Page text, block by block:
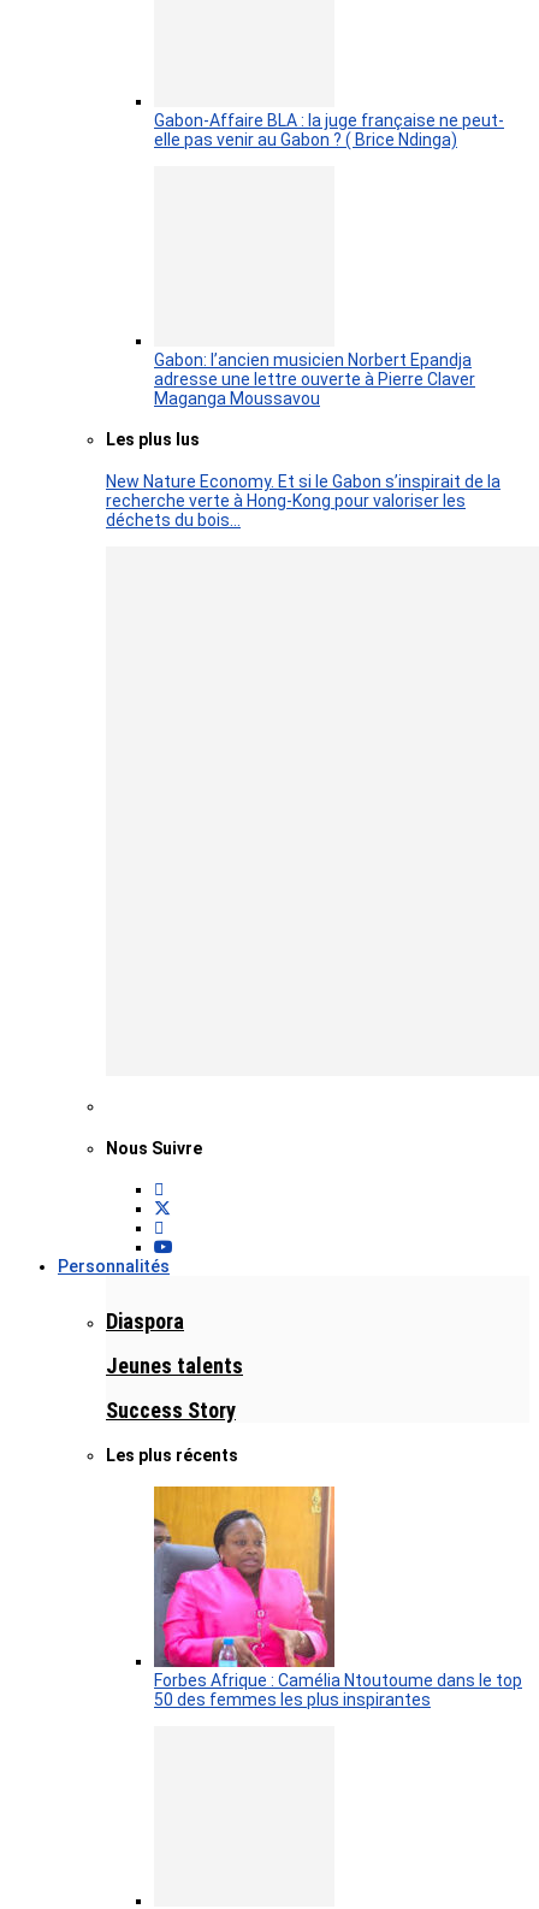
Gabon-Affaire BLA : la juge française ne peut-
elle pas venir au Gabon ? ( Brice Ndinga)
Gabon: l’ancien musicien Norbert Epandja
adresse une lettre ouverte à Pierre Claver
Maganga Moussavou
Les plus lus
New Nature Economy. Et si le Gabon s’inspirait de la
recherche verte à Hong-Kong pour valoriser les
déchets du bois…
Nous Suivre
Personnalités
Diaspora
Jeunes talents
Success Story
Les plus récents
Forbes Afrique : Camélia Ntoutoume dans le top
50 des femmes les plus inspirantes